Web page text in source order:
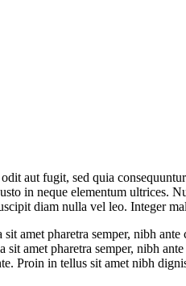
aut fugit, sed quia
in neque elementum ultrices.
diam nulla vel leo. Integer
amet pharetra semper, nibh
amet pharetra semper, nibh
Proin in tellus sit amet nibh